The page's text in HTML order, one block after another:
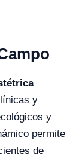
y
y
permite
de